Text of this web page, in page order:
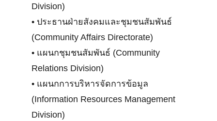
Division)
• ประธานฝ่ายสังคมและชุมชนสัมพันธ์
(Community Affairs Directorate)
• แผนกชุมชนสัมพันธ์ (Community
Relations Division)
• แผนกการบริหารจัดการข้อมูล
(Information Resources Management
Division)